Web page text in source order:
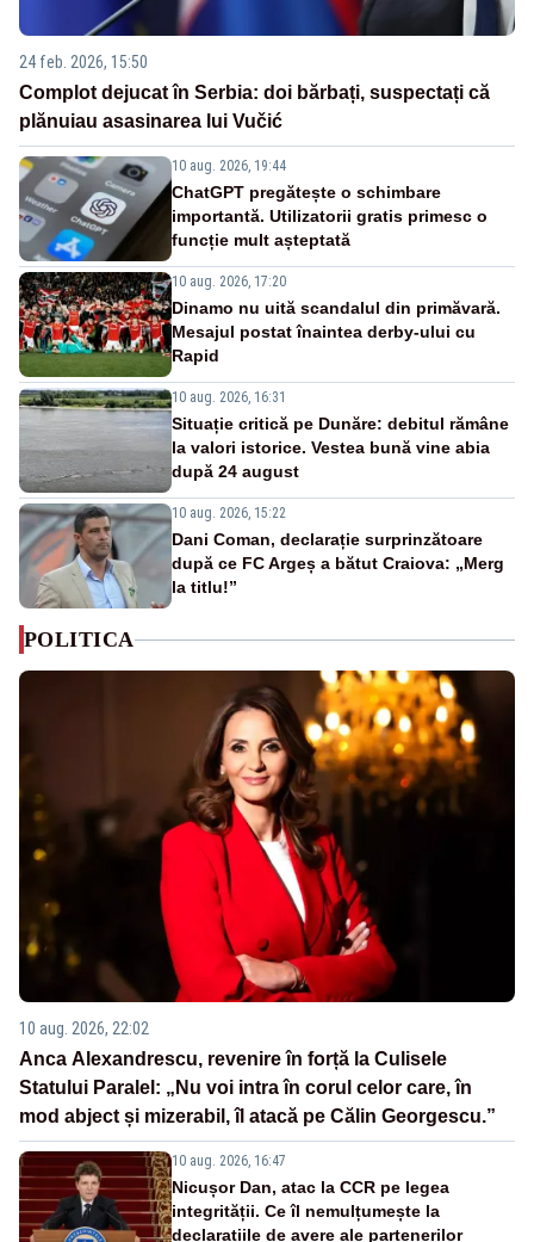
24 feb. 2026, 15:50
Complot dejucat în Serbia: doi bărbați, suspectați că
plănuiau asasinarea lui Vučić
10 aug. 2026, 19:44
ChatGPT pregătește o schimbare
importantă. Utilizatorii gratis primesc o
funcție mult așteptată
10 aug. 2026, 17:20
Dinamo nu uită scandalul din primăvară.
Mesajul postat înaintea derby-ului cu
Rapid
10 aug. 2026, 16:31
Situație critică pe Dunăre: debitul rămâne
la valori istorice. Vestea bună vine abia
după 24 august
10 aug. 2026, 15:22
Dani Coman, declarație surprinzătoare
după ce FC Argeș a bătut Craiova: „Merg
la titlu!”
POLITICA
10 aug. 2026, 22:02
Anca Alexandrescu, revenire în forță la Culisele
Statului Paralel: „Nu voi intra în corul celor care, în
mod abject și mizerabil, îl atacă pe Călin Georgescu.”
10 aug. 2026, 16:47
Nicușor Dan, atac la CCR pe legea
integrității. Ce îl nemulțumește la
declarațiile de avere ale partenerilor